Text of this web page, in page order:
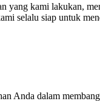
kami lakukan,
selalu siap untuk
Anda dalam